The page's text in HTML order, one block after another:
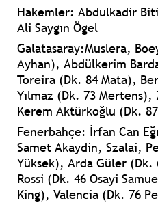
Hakemler: Abdulkadir
Ali Saygın Ögel
Galatasaray:Muslera,
Ayhan), Abdülkerim
Toreira (Dk. 84 Mata),
Yılmaz (Dk. 73
Kerem Aktürkoğlu (Dk.
Fenerbahçe: İrfan Can
Samet Akaydin, Szalai,
Yüksek), Arda Güler
Rossi (Dk. 46 Osayi
King), Valencia (Dk. 76